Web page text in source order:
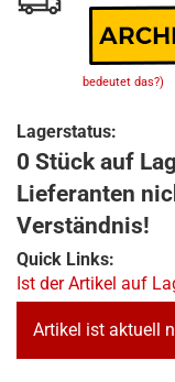
bedeutet das?)
Lagerstatus:
0 Stück auf
Lieferanten
Verständnis!
Quick Links:
Ist der Artikel auf
Artikel ist aktuell